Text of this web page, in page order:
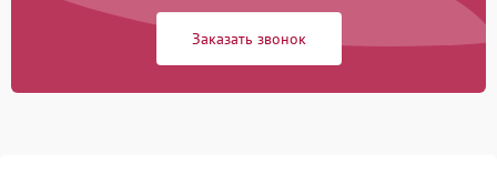
Заказать звонок